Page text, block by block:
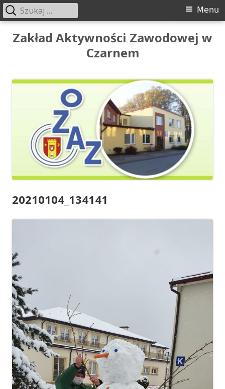
Przeskocz
Zakład Aktywności Zawodowej w
Czarnem
Menu
główne
Menu
Szukaj:
20210104_134141